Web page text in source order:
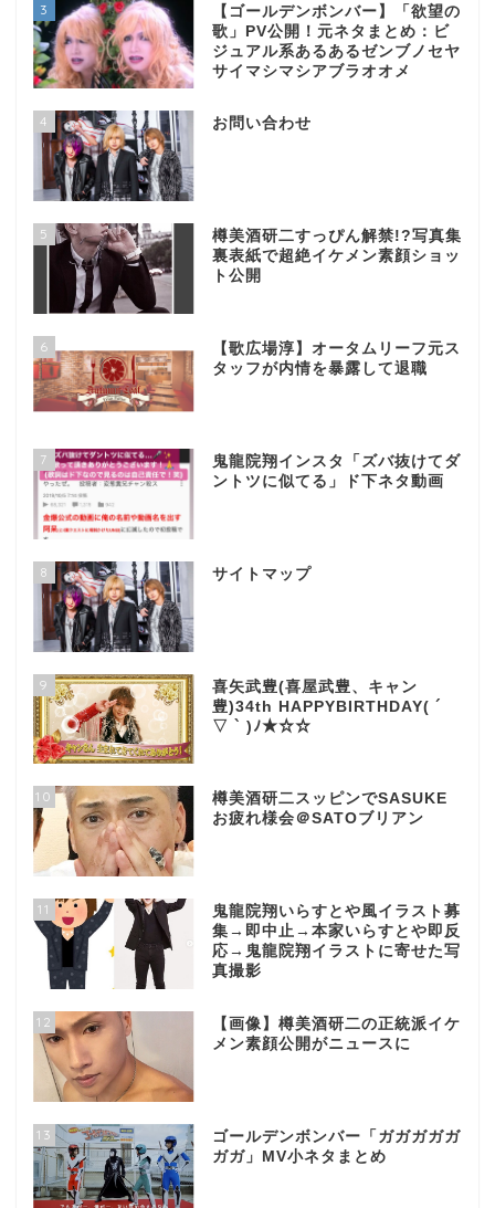
3
【ゴールデンボンバー】「欲望の
歌」PV公開！元ネタまとめ：ビ
ジュアル系あるあるゼンブノセヤ
サイマシマシアブラオオメ
4 お問い合わせ
5
樽美酒研二すっぴん解禁!?写真集
裏表紙で超絶イケメン素顔ショッ
ト公開
6
【歌広場淳】オータムリーフ元ス
タッフが内情を暴露して退職
7
鬼龍院翔インスタ「ズバ抜けてダ
ントツに似てる」ド下ネタ動画
8 サイトマップ
9
喜矢武豊(喜屋武豊、キャン
豊)34th HAPPYBIRTHDAY( ´
▽ ` )ﾉ★☆☆
10
樽美酒研二スッピンでSASUKE
お疲れ様会＠SATOブリアン
11
鬼龍院翔いらすとや風イラスト募
集→即中止→本家いらすとや即反
応→鬼龍院翔イラストに寄せた写
真撮影
12
【画像】樽美酒研二の正統派イケ
メン素顔公開がニュースに
13
ゴールデンボンバー「ガガガガガ
ガガ」MV小ネタまとめ